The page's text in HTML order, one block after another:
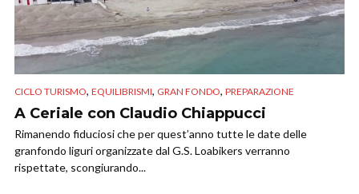
CICLO TURISMO, EQUILIBRISMI, GRAN FONDO, PREPARAZIONE
A Ceriale con Claudio Chiappucci
Rimanendo fiduciosi che per quest’anno tutte le date delle
granfondo liguri organizzate dal G.S. Loabikers verranno
rispettate, scongiurando...